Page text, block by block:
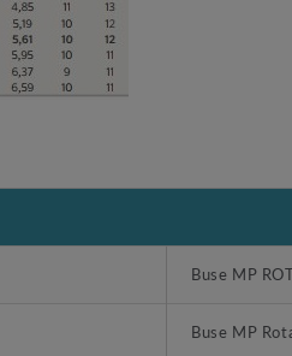
Buse MP
Buse MP